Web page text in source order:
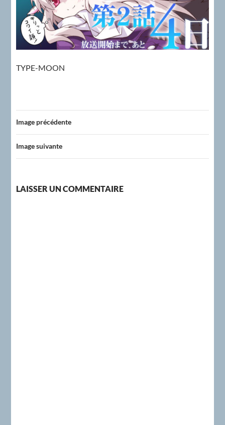
TYPE-MOON
Image précédente
Image suivante
LAISSER UN COMMENTAIRE